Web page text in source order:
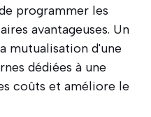
programmer les
avantageuses. Un
mutualisation d'une
dédiées à une
coûts et améliore le